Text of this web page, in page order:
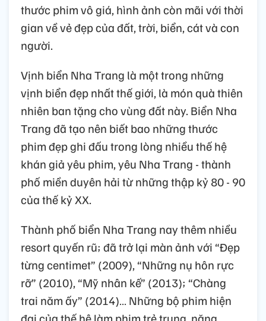
thước phim vô giá, hình ảnh còn mãi với thời
gian về vẻ đẹp của đất, trời, biển, cát và con
người.
Vịnh biển Nha Trang là một trong những
vịnh biển đẹp nhất thế giới, là món quà thiên
nhiên ban tặng cho vùng đất này. Biển Nha
Trang đã tạo nên biết bao những thước
phim đẹp ghi đấu trong lòng nhiều thế hệ
khán giả yêu phim, yêu Nha Trang - thành
phố miền duyên hải từ những thập kỷ 80 - 90
của thế kỷ XX.
Thành phố biển Nha Trang nay thêm nhiều
resort quyến rũ; đã trở lại màn ảnh với “Đẹp
từng centimet” (2009), “Những nụ hôn rực
rỡ” (2010), “Mỹ nhân kế” (2013); “Chàng
trai năm ấy” (2014)… Những bộ phim hiện